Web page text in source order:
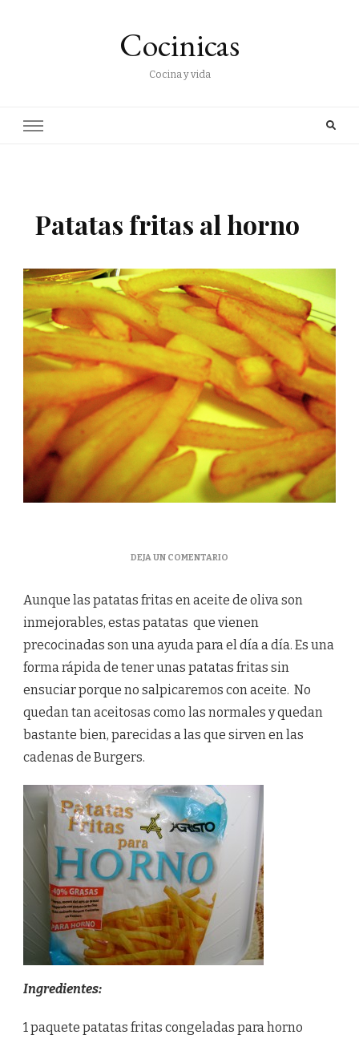
Cocinicas
Cocina y vida
Patatas fritas al horno
DEJA UN COMENTARIO
AL
Aunque las patatas fritas en aceite de oliva son
inmejorables, estas patatas que vienen
precocinadas son una ayuda para el día a día. Es una
forma rápida de tener unas patatas fritas sin
ensuciar porque no salpicaremos con aceite. No
quedan tan aceitosas como las normales y quedan
bastante bien, parecidas a las que sirven en las
cadenas de Burgers.
Ingredientes:
1 paquete patatas fritas congeladas para horno